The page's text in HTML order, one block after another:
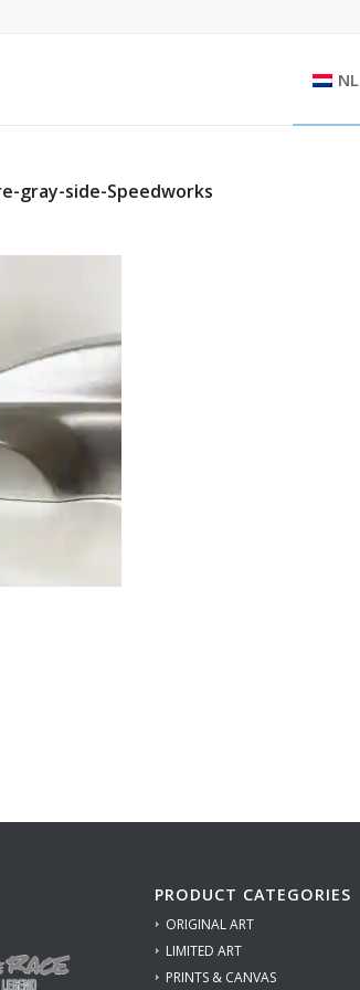
NL
gray-side-Speedworks
PRODUCT CATEGORIES
ORIGINAL ART
LIMITED ART
PRINTS & CANVAS